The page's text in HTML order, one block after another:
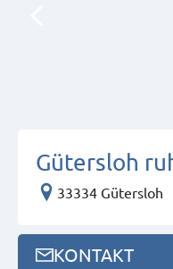
Gütersloh
33334 Gütersloh
KONTAKT